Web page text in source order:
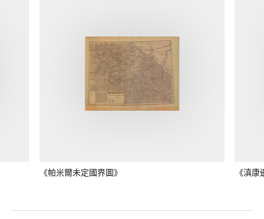
《帕米爾未定國界圖》 《滇